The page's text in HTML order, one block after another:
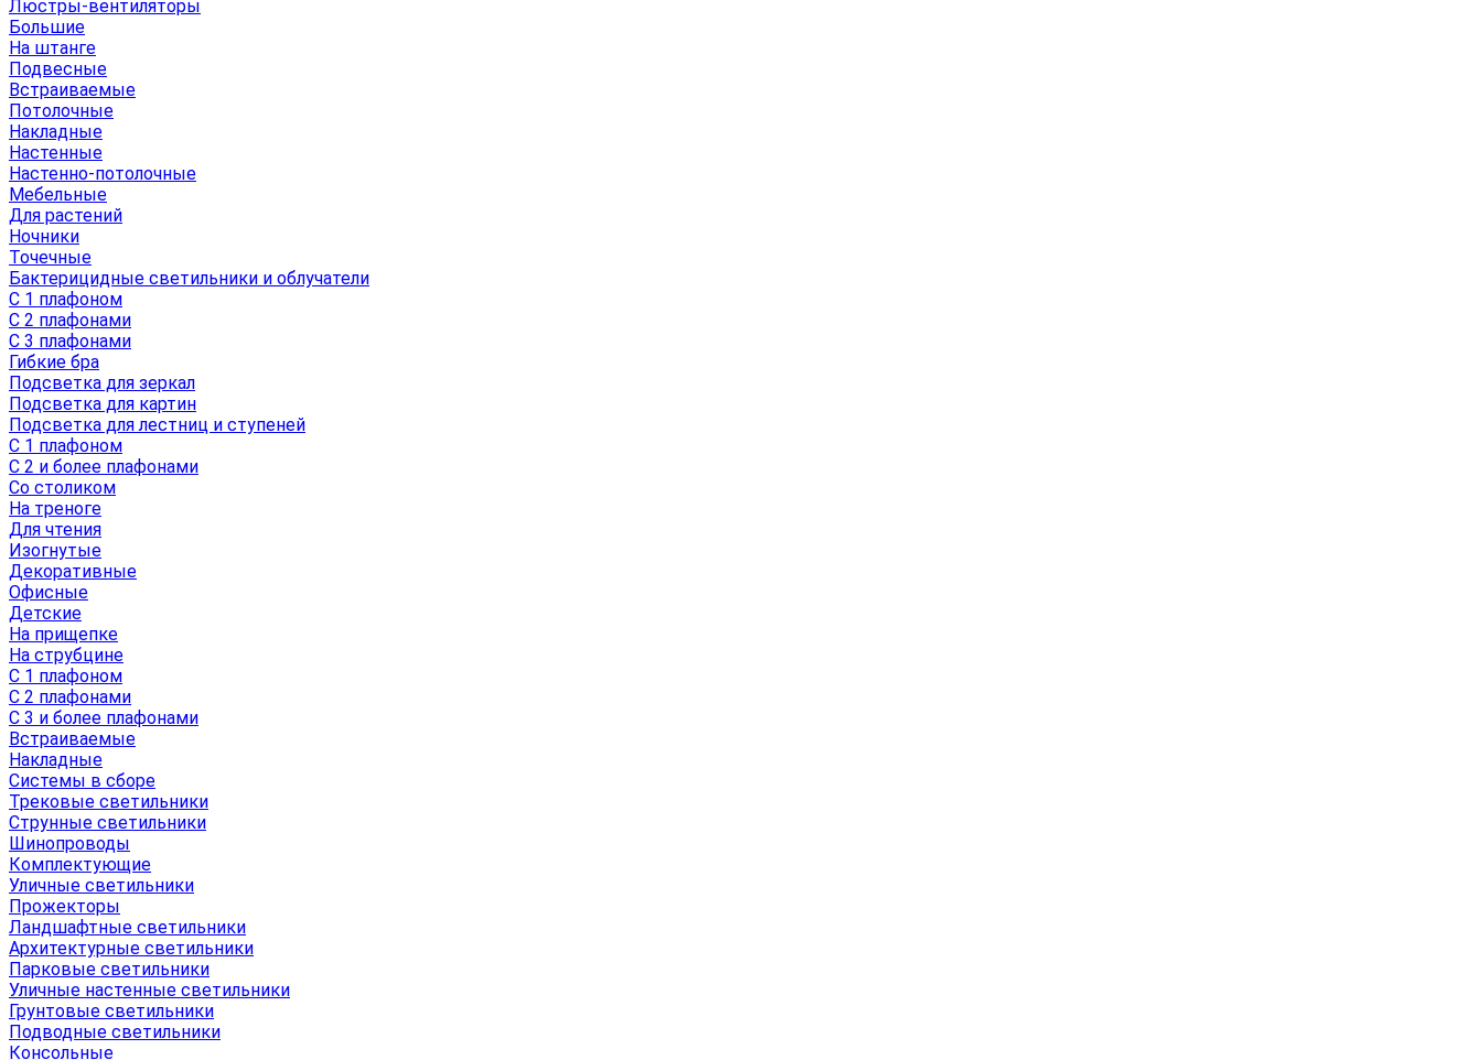
Люстры-вентиляторы
Большие
На штанге
Подвесные
Встраиваемые
Потолочные
Накладные
Настенные
Настенно-потолочные
Мебельные
Для растений
Ночники
Точечные
Бактерицидные светильники и облучатели
С 1 плафоном
С 2 плафонами
С 3 плафонами
Гибкие бра
Подсветка для зеркал
Подсветка для картин
Подсветка для лестниц и ступеней
С 1 плафоном
С 2 и более плафонами
Со столиком
На треноге
Для чтения
Изогнутые
Декоративные
Офисные
Детские
На прищепке
На струбцине
С 1 плафоном
С 2 плафонами
С 3 и более плафонами
Встраиваемые
Накладные
Системы в сборе
Трековые светильники
Струнные светильники
Шинопроводы
Комплектующие
Уличные светильники
Прожекторы
Ландшафтные светильники
Архитектурные светильники
Парковые светильники
Уличные настенные светильники
Грунтовые светильники
Подводные светильники
Консольные